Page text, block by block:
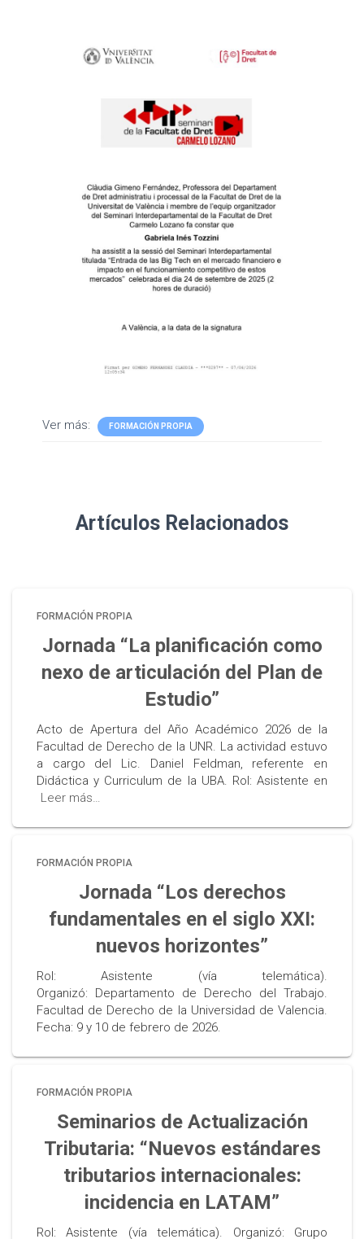
Ver más: FORMACIÓN PROPIA
Artículos Relacionados
FORMACIÓN PROPIA
Jornada “La planificación como
nexo de articulación del Plan de
Estudio”
Acto de Apertura del Año Académico 2026 de la
Facultad de Derecho de la UNR. La actividad estuvo
a cargo del Lic. Daniel Feldman, referente en
Didáctica y Curriculum de la UBA. Rol: Asistente en
Leer más…
FORMACIÓN PROPIA
Jornada “Los derechos
fundamentales en el siglo XXI:
nuevos horizontes”
Rol: Asistente (vía telemática).
Organizó: Departamento de Derecho del Trabajo.
Facultad de Derecho de la Universidad de Valencia.
Fecha: 9 y 10 de febrero de 2026.
FORMACIÓN PROPIA
Seminarios de Actualización
Tributaria: “Nuevos estándares
tributarios internacionales:
incidencia en LATAM”
Rol: Asistente (vía telemática). Organizó: Grupo